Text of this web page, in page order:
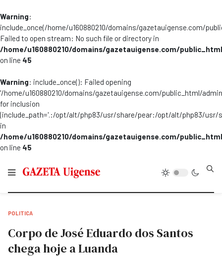
Warning:
include_once(/home/u160880210/domains/gazetauigense.com/
Failed to open stream: No such file or directory in
/home/u160880210/domains/gazetauigense.com/
on line 45
Warning: include_once(): Failed opening
'/home/u160880210/domains/gazetauigense.com/public_html/
for inclusion
(include_path='.:/opt/alt/php83/usr/share/pear:/opt/alt/php83/
in
/home/u160880210/domains/gazetauigense.com/
on line 45
POLITICA
Corpo de José Eduardo dos Santos
chega hoje a Luanda